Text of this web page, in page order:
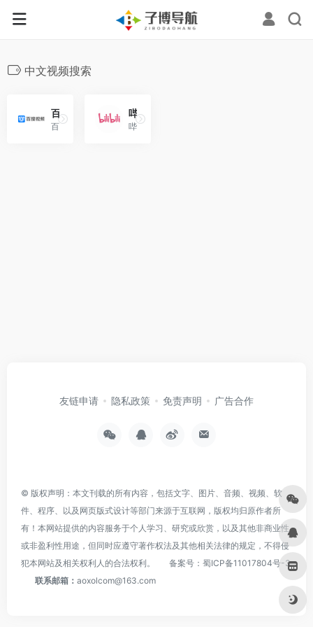
中文视频搜索
百搜视频——业界领先的中文视频
百搜视频搜索是业界领先的中文视频搜索引擎之一，拥有海量的中文视频资源，提供用户满意的观看体验。
哔哩哔哩（bilibili）
哔哩哔哩（bilibili）（NASDAQ：BILI；HKEX：9626 ） 是中国年轻人文化社区。
友链申请 隐私政策 免责声明 广告合作
© 版权声明：本文刊载的所有内容，包括文字、图片、音频、视频、软
件、程序、以及网页版式设计等部门来源于互联网，版权均归原作者所
有！本网站提供的内容服务于个人学习、研究或欣赏，以及其他非商业性
或非盈利性用途，但同时应遵守著作权法及其他相关法律的规定，不得侵
犯本网站及相关权利人的合法权利。
备案号： 蜀ICP备11017804号-3
联系邮箱： aoxolcom@163.com